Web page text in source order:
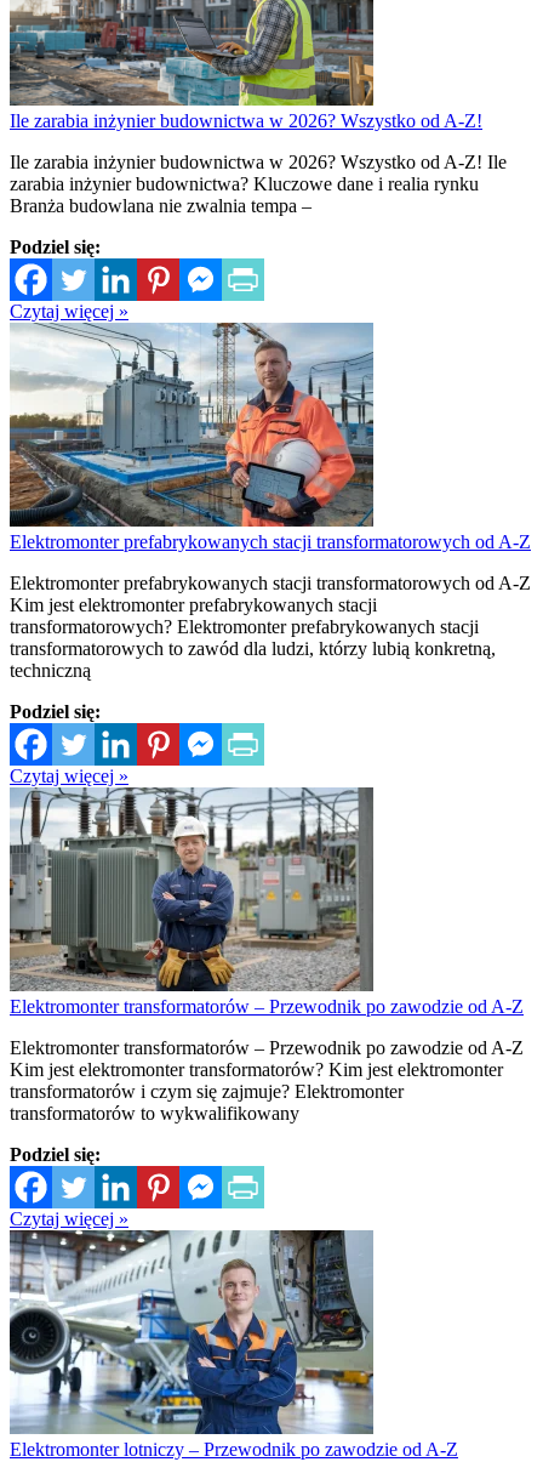
Ile zarabia inżynier budownictwa w 2026? Wszystko od A-Z!
Ile zarabia inżynier budownictwa w 2026? Wszystko od A-Z! Ile
zarabia inżynier budownictwa? Kluczowe dane i realia rynku
Branża budowlana nie zwalnia tempa –
Podziel się:
Czytaj więcej »
Elektromonter prefabrykowanych stacji transformatorowych od A-Z
Elektromonter prefabrykowanych stacji transformatorowych od A-Z
Kim jest elektromonter prefabrykowanych stacji
transformatorowych? Elektromonter prefabrykowanych stacji
transformatorowych to zawód dla ludzi, którzy lubią konkretną,
techniczną
Podziel się:
Czytaj więcej »
Elektromonter transformatorów – Przewodnik po zawodzie od A-Z
Elektromonter transformatorów – Przewodnik po zawodzie od A-Z
Kim jest elektromonter transformatorów? Kim jest elektromonter
transformatorów i czym się zajmuje? Elektromonter
transformatorów to wykwalifikowany
Podziel się:
Czytaj więcej »
Elektromonter lotniczy – Przewodnik po zawodzie od A-Z